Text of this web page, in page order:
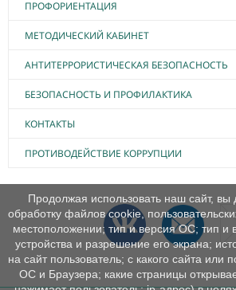
ПРОФОРИЕНТАЦИЯ
МЕТОДИЧЕСКИЙ КАБИНЕТ
АНТИТЕРРОРИСТИЧЕСКАЯ БЕЗОПАСНОСТЬ
БЕЗОПАСНОСТЬ И ПРОФИЛАКТИКА
КОНТАКТЫ
ПРОТИВОДЕЙСТВИЕ КОРРУПЦИИ
Продолжая использовать наш сайт, вы
обработку файлов cookie,
местоположении; тип и версия ОС; тип и
устройства и разрешение его экрана;
на сайт пользователь; с какого сайта или
ОС и Браузера; какие страницы